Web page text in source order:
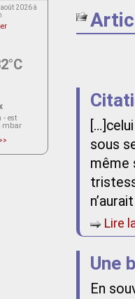
sous
même
Lire
Une
En
2026 à
- est
mbar
>>
du
see
faq#error401